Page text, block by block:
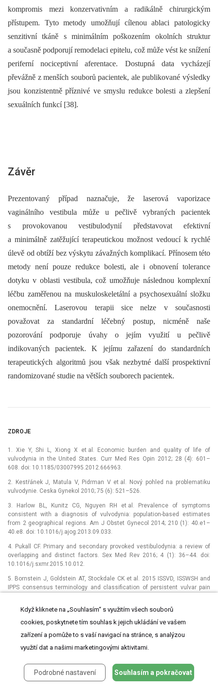
kompromis mezi konzervativním a radikálně chirurgickým
přístupem. Tyto metody umožňují cílenou ablaci patologicky
senzitivní tkáně s minimálním poškozením okolních struktur
a současně podporují remodelaci epitelu, což může vést ke snížení
periferní nociceptivní aferentace. Dostupná data vycházejí
převážně z menších souborů pacientek, ale publikované výsledky
jsou konzistentně příznivé ve smyslu redukce bolesti a zlepšení
sexuálních funkcí [38].
Závěr
Prezentovaný případ naznačuje, že laserová vaporizace
vaginálního vestibula může u pečlivě vybraných pacientek
s provokovanou vestibulodynií představovat efektivní
a minimálně zatěžující terapeutickou možnost vedoucí k rychlé
úlevě od obtíží bez výskytu závažných komplikací. Přínosem této
metody není pouze redukce bolesti, ale i obnovení tolerance
dotyku v oblasti vestibula, což umožňuje následnou komplexní
léčbu zaměřenou na muskuloskeletální a psychosexuální složku
onemocnění. Laserovou terapii sice nelze v současnosti
považovat za standardní léčebný postup, nicméně naše
pozorování podporuje úvahy o jejím využití u pečlivě
indikovaných pacientek. K jejímu zařazení do standardních
terapeutických algoritmů jsou však nezbytné další prospektivní
randomizované studie na větších souborech pacientek.
ZDROJE
1. Xie Y, Shi L, Xiong X et al. Economic burden and quality of life of
vulvodynia in the United States. Curr Med Res Opin 2012; 28 (4): 601–
608. doi: 10.1185/03007995.2012.666963.
2. Kestřánek J, Matula V, Pidrman V et al. Nový pohled na problematiku
vulvodynie. Ceska Gynekol 2010; 75 (6): 521–526.
3. Harlow BL, Kunitz CG, Nguyen RH et al. Prevalence of symptoms
consistent with a diagnosis of vulvodynia: population-based estimates
from 2 geographical regions. Am J Obstet Gynecol 2014; 210 (1): 40.e1–
40.e8. doi: 10.1016/j.ajog.2013.09.033.
4. Pukall CF. Primary and secondary provoked vestibulodynia: a review of
overlapping and distinct factors. Sex Med Rev 2016; 4 (1): 36–44. doi:
10.1016/j.sxmr.2015.10.012.
5. Bornstein J, Goldstein AT, Stockdale CK et al. 2015 ISSVD, ISSWSH and
IPPS consensus terminology and classification of persistent vulvar pain
6. Harlow BL, Stewart EG. A population-based assessment of chronic
vulvodynia? J Am Med Womens Assoc (1972) 2003; 58 (2): 82–88.
7. Chalmers KJ, Madden VJ, Hutchinson MR et al. Local and systemic
Obstet Gynecol 2016; 128 (2): 337–347. doi:
10.1097/AOG.0000000000001510.
Když kliknete na „Souhlasím“ s využitím všech souborů
cookies, poskytnete tím souhlas k jejich ukládání ve vašem
zařízení a pomůže to s vaší navigací na stránce, s analýzou
využití dat a našimi marketingovými aktivitami.
Podrobné nastavení Souhlasím a pokračovat